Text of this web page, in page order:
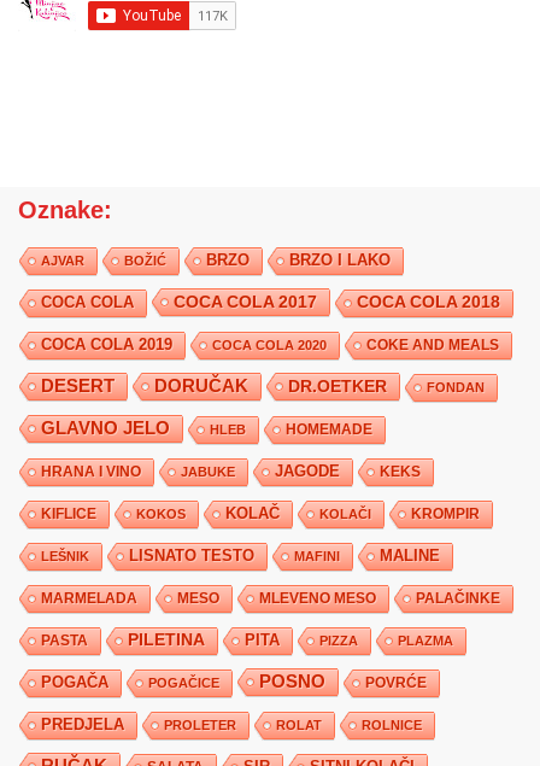
Oznake:
AJVAR BOŽIĆ BRZO BRZO I LAKO
COCA COLA COCA COLA 2017 COCA COLA 2018
COCA COLA 2019 COCA COLA 2020 COKE AND MEALS
DESERT DORUČAK DR.OETKER FONDAN
GLAVNO JELO HLEB HOMEMADE
HRANA I VINO JABUKE JAGODE KEKS
KIFLICE KOKOS KOLAČ KOLAČI KROMPIR
LEŠNIK LISNATO TESTO MAFINI MALINE
MARMELADA MESO MLEVENO MESO PALAČINKE
PASTA PILETINA PITA PIZZA PLAZMA
POGAČA POGAČICE POSNO POVRĆE
PREDJELA PROLETER ROLAT ROLNICE